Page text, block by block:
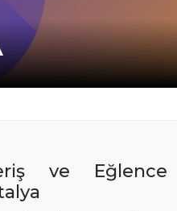
ve Eğlence